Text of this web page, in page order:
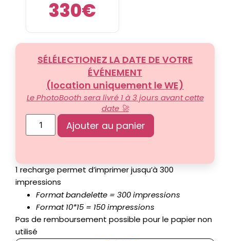
330€
SÉLÉLECTIONEZ LA DATE DE VOTRE
ÉVÉNEMENT
(location uniquement le WE)
Le PhotoBooth sera livré 1 à 3 jours avant cette
date 🚀
Ajouter au panier
1 recharge permet d’imprimer jusqu’à 300
impressions
Format bandelette = 300 impressions
Format 10*15 = 150 impressions
Pas de remboursement possible pour le papier non
utilisé